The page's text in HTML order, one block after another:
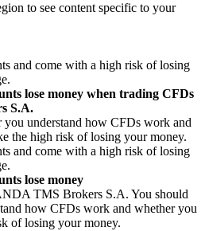
to see content specific to your
and come with a high risk of losing
lose money when trading CFDs
S.A.
you understand how CFDs work and
the high risk of losing your money.
and come with a high risk of losing
lose money
TMS Brokers S.A. You should
how CFDs work and whether you
of losing your money.